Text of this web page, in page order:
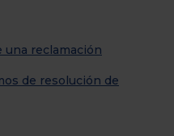
una reclamación
de resolución de